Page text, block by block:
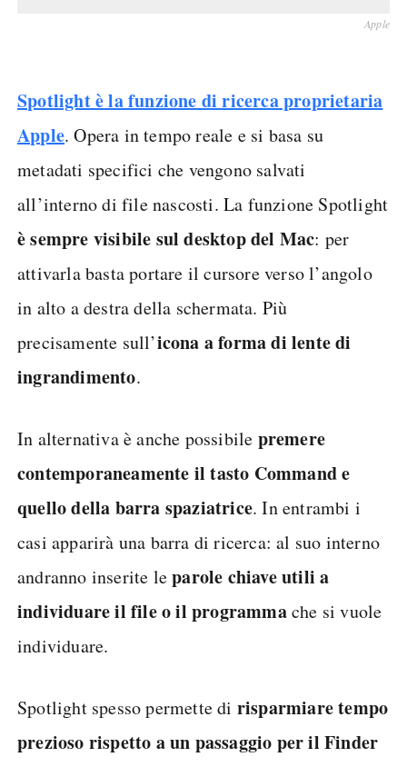
Apple
Spotlight è la funzione di ricerca proprietaria
Apple. Opera in tempo reale e si basa su
metadati specifici che vengono salvati
all’interno di file nascosti. La funzione Spotlight
è sempre visibile sul desktop del Mac: per
attivarla basta portare il cursore verso l’angolo
in alto a destra della schermata. Più
precisamente sull’icona a forma di lente di
ingrandimento.
In alternativa è anche possibile premere
contemporaneamente il tasto Command e
quello della barra spaziatrice. In entrambi i
casi apparirà una barra di ricerca: al suo interno
andranno inserite leparole chiave utili a
individuare il file o il programmache si vuole
individuare.
Spotlight spesso permette di risparmiare tempo
prezioso rispetto a un passaggio per il Finder